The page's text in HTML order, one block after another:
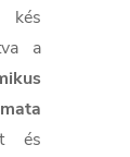
kés
a
és